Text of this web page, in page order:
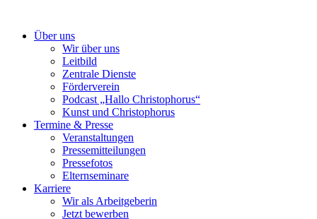
Über uns
Wir über uns
Leitbild
Zentrale Dienste
Förderverein
Podcast „Hallo Christophorus“
Kunst und Christophorus
Termine & Presse
Veranstaltungen
Pressemitteilungen
Pressefotos
Elternseminare
Karriere
Wir als Arbeitgeberin
Jetzt bewerben